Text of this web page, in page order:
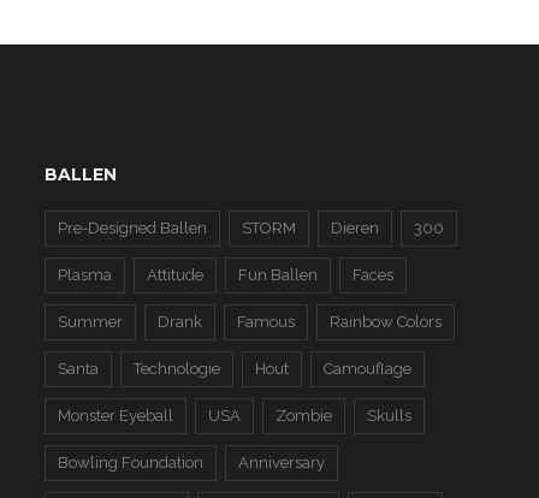
BALLEN
Pre-Designed Ballen STORM Dieren 300
Plasma Attitude Fun Ballen Faces
Summer Drank Famous Rainbow Colors
Santa Technologie Hout Camouflage
Monster Eyeball USA Zombie Skulls
Bowling Foundation Anniversary